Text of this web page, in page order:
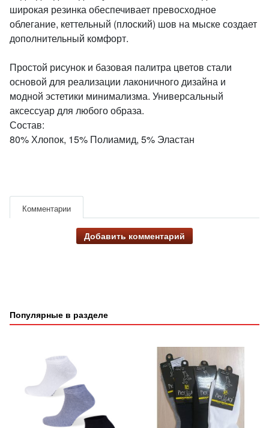
широкая резинка обеспечивает превосходное
облегание, кеттельный (плоский) шов на мыске создает
дополнительный комфорт.
Простой рисунок и базовая палитра цветов стали
основой для реализации лаконичного дизайна и
модной эстетики минимализма. Универсальный
аксессуар для любого образа.
Состав:
80% Хлопок, 15% Полиамид, 5% Эластан
Комментарии
Добавить комментарий
Популярные в разделе